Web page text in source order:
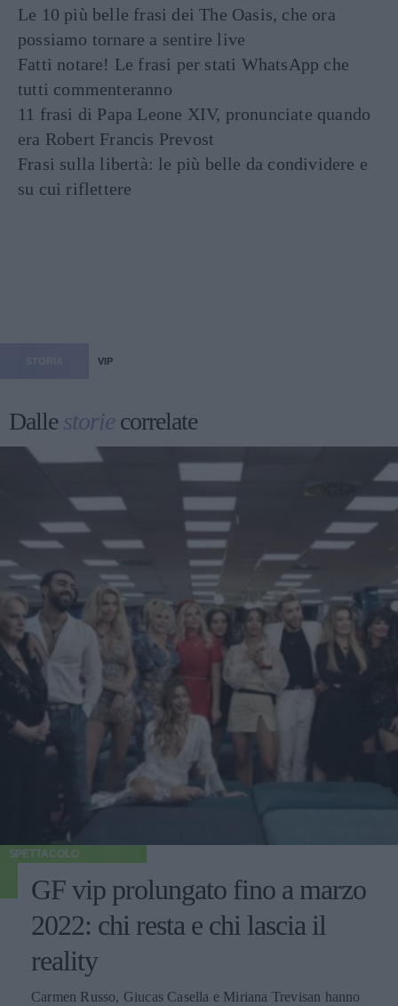
Le 10 più belle frasi dei The Oasis, che ora
possiamo tornare a sentire live
Fatti notare! Le frasi per stati WhatsApp che
tutti commenteranno
11 frasi di Papa Leone XIV, pronunciate quando
era Robert Francis Prevost
Frasi sulla libertà: le più belle da condividere e
su cui riflettere
VIP
Dallestorie correlate
SPETTACOLO
GF vip prolungato fino a marzo
2022: chi resta e chi lascia il
reality
Carmen Russo, Giucas Casella e Miriana Trevisan hanno